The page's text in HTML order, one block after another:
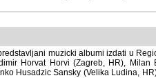
muzicki albumi izdati u
Horvat Horvi (Zagreb, HR), Milan B.
Sansky (Velika Ludina, HR)...